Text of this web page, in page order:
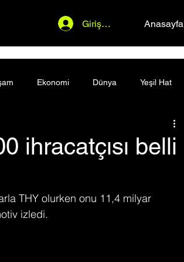
Anasayfa
Giriş Yap
Ekonomi Dünya Yeşil Hat
ihracatçısı belli
THY olurken onu 11,4 milyar
izledi.